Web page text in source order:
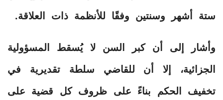
ستة أشهر وسنتين وفقًا للأنظمة ذات العلاقة.
وأشار إلى أن كبر السن لا يُسقط المسؤولية
الجزائية، إلا أن للقاضي سلطة تقديرية في
تخفيف الحكم بناءً على ظروف كل قضية على